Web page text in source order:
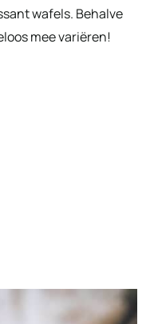
wafels. Behalve
mee variëren!